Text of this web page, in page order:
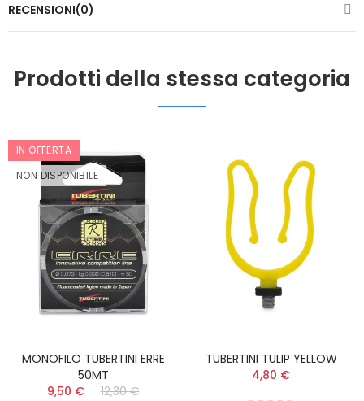
RECENSIONI(0)
Prodotti della stessa categoria
IN OFFERTA
NON DISPONIBILE
MONOFILO TUBERTINI ERRE
50MT
9,50 €
12,30 €
TUBERTINI TULIP YELLOW
4,80 €